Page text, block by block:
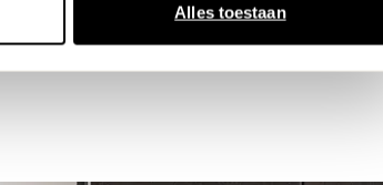
Alles toestaan